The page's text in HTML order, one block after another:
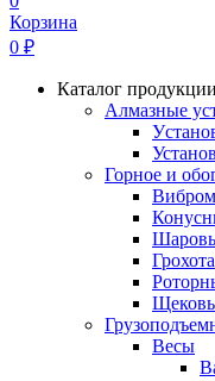
Корзина
0 ₽
Каталог продукции
Алмазные
Горное и
Грохота
Весы